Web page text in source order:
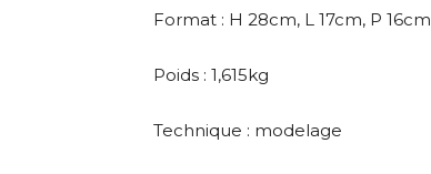
Format : H 28cm, L 17cm, P 16cm
Poids : 1,615kg
Technique : modelage